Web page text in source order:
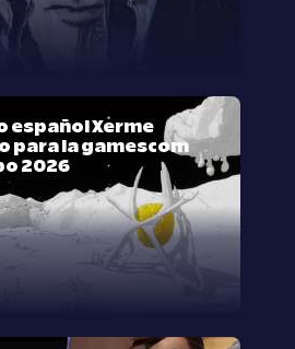
español Xerme
para la gamescom
2026